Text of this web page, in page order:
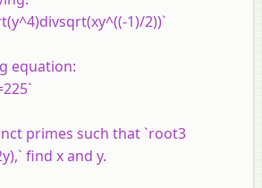
1)/2))`
equation:
primes such that `root3
find x and y.